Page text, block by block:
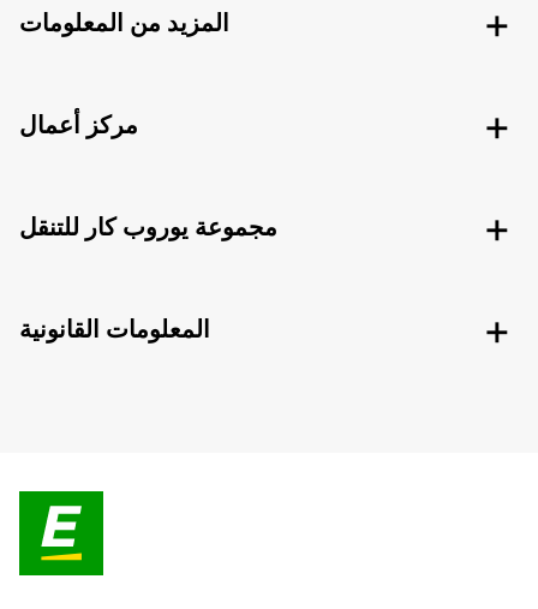
المزيد من المعلومات
مركز أعمال
مجموعة يوروب كار للتنقل
المعلومات القانونية